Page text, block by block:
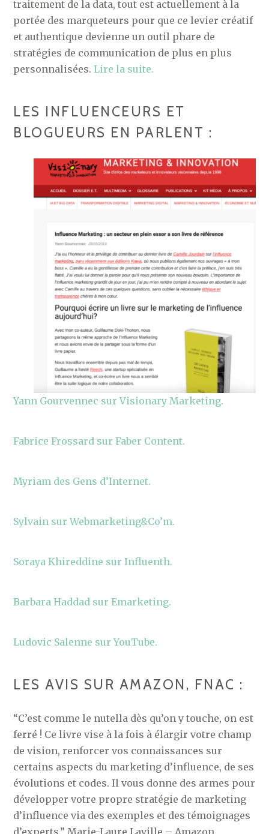
traitement de la data, tout est actuellement à la
portée des marqueteurs pour que ce levier créatif
et authentique devienne un outil phare de
stratégies de communication de plus en plus
personnalisées.Lire la suite.
LES INFLUENCEURS ET
BLOGUEURS EN PARLENT :
Yann Gourvennec sur Visionary Marketing.
Fabrice Frossard sur Faber Content.
Myriam des Gens d’Internet.
Sylvain sur Webmarketing&Co’m.
Soraya Khireddine sur Influenth.
Barbara Haddad sur Emarketing.
Ludovic Salenne sur YouTube.
LES AVIS SUR AMAZON, FNAC :
“C’est comme le nutella dès qu’on y touche, on est
ferré ! Ce livre vise à la fois à élargir votre champ
de vision, renforcer vos connaissances sur
certains aspects du marketing d’influence, de ses
évolutions et codes. Il vous donne des armes pour
développer votre propre stratégie de marketing
d’influence via des exemples et des témoignages